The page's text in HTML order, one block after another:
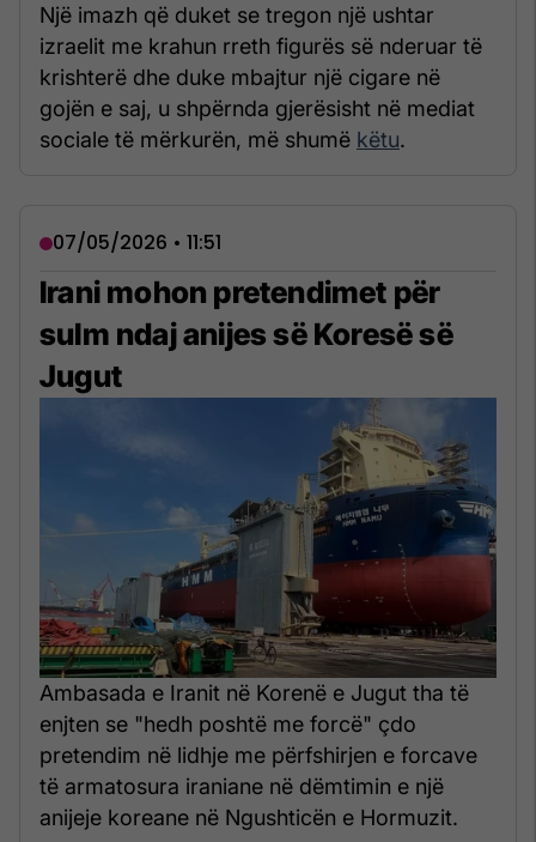
Një imazh që duket se tregon një ushtar
izraelit me krahun rreth figurës së nderuar të
krishterë dhe duke mbajtur një cigare në
gojën e saj, u shpërnda gjerësisht në mediat
sociale të mërkurën, më shumë këtu.
07/05/2026 • 11:51
Irani mohon pretendimet për
sulm ndaj anijes së Koresë së
Jugut
Ambasada e Iranit në Korenë e Jugut tha të
enjten se "hedh poshtë me forcë" çdo
pretendim në lidhje me përfshirjen e forcave
të armatosura iraniane në dëmtimin e një
anijeje koreane në Ngushticën e Hormuzit.